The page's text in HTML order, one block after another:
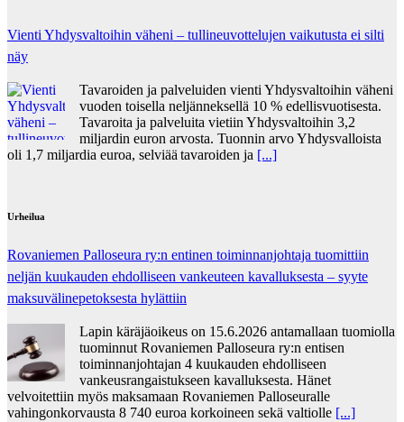
Vienti Yhdysvaltoihin väheni – tullineuvottelujen vaikutusta ei silti
näy
Tavaroiden ja palveluiden vienti Yhdysvaltoihin väheni
vuoden toisella neljänneksellä 10 % edellisvuotisesta.
Tavaroita ja palveluita vietiin Yhdysvaltoihin 3,2
miljardin euron arvosta. Tuonnin arvo Yhdysvalloista
oli 1,7 miljardia euroa, selviää tavaroiden ja [...]
Urheilua
Rovaniemen Palloseura ry:n entinen toiminnanjohtaja tuo­mit­tiin
neljän kuu­kau­den eh­dol­li­seen van­keu­teen ka­val­luk­ses­ta – syyte
mak­su­vä­li­ne­pe­tok­ses­ta hy­lät­tiin
Lapin käräjäoikeus on 15.6.2026 antamallaan tuomiolla
tuominnut Rovaniemen Palloseura ry:n entisen
toiminnanjohtajan 4 kuukauden ehdolliseen
vankeusrangaistukseen kavalluksesta. Hänet
velvoitettiin myös maksamaan Rovaniemen Palloseuralle
vahingonkorvausta 8 740 euroa korkoineen sekä valtiolle [...]